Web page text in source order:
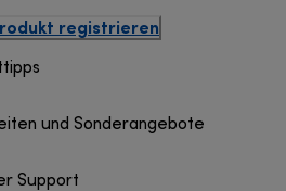
registrieren
und Sonderangebote
Support